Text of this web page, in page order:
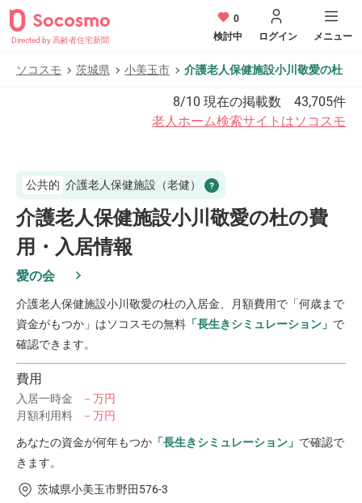
Directed by 高齢者住宅新聞
0
検討中
ログイン メニュー
ソコスモ 茨城県 小美玉市 介護老人保健施設小川敬愛の杜
8/10 現在の掲載数 43,705件
老人ホーム検索サイトはソコスモ
公共的 介護老人保健施設（老健）
介護老人保健施設小川敬愛の杜の費
用・入居情報
愛の会
介護老人保健施設小川敬愛の杜の入居金、月額費用で「何歳まで
資金がもつか」はソコスモの無料 「長生きシミュレーション」 で
確認できます。
費用
入居一時金
－万円
月額利用料
－万円
あなたの資金が何年もつか 「長生きシミュレーション」 で確認で
きます。
茨城県小美玉市野田576-3